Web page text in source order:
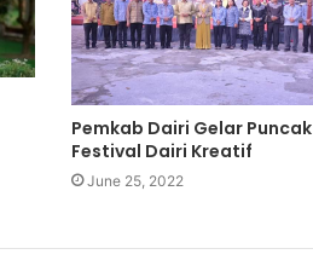
Pemkab Dairi Gelar Puncak
Festival Dairi Kreatif
June 25, 2022